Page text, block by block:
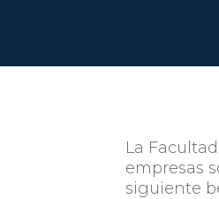
La
empresas
siguiente